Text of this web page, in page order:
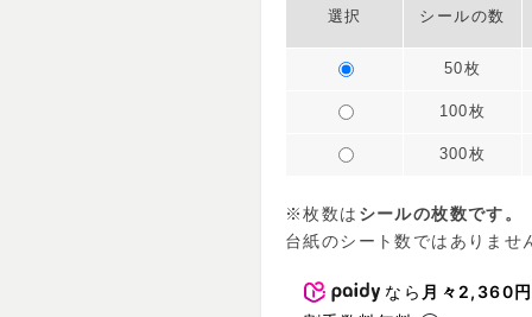
選択 シールの数
50枚
100枚
300枚
※枚数は シールの枚数です。
台紙のシート数ではありませ
なら 月々2,360円